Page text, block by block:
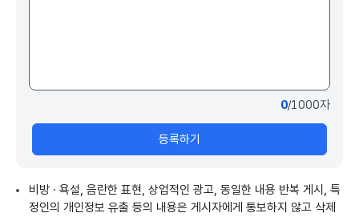
0/1000자
등록하기
비방 · 욕설, 음란한 표현, 상업적인 광고, 동일한 내용 반복 게시, 특
정인의 개인정보 유출 등의 내용은 게시자에게 통보하지 않고 삭제